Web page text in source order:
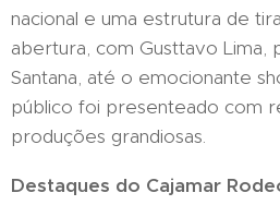
nacional e uma estrutura de
abertura, com Gusttavo Lima,
Santana, até o emocionante
público foi presenteado com
produções grandiosas.
Destaques do Cajamar